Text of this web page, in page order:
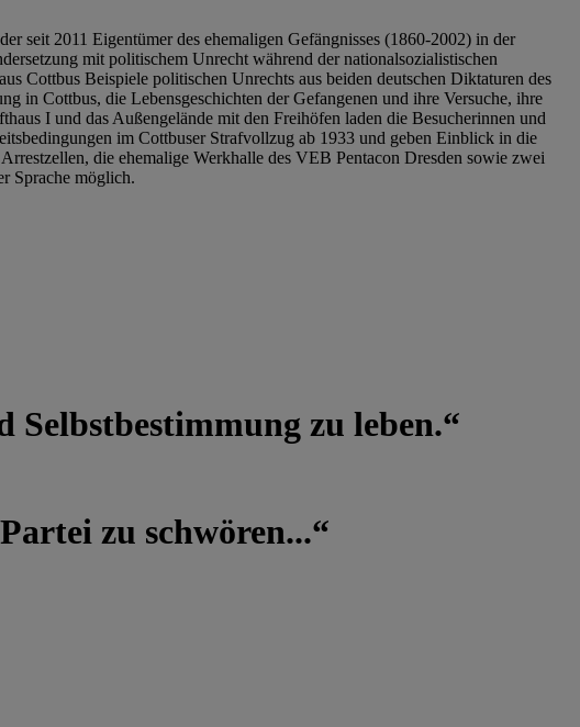
seit 2011 Eigentümer des ehemaligen Gefängnisses (1860-2002) in der
mit politischem Unrecht während der nationalsozialistischen
Cottbus Beispiele politischen Unrechts aus beiden deutschen Diktaturen des
in Cottbus, die Lebensgeschichten der Gefangenen und ihre Versuche, ihre
I und das Außengelände mit den Freihöfen laden die Besucherinnen und
im Cottbuser Strafvollzug ab 1933 und geben Einblick in die
die ehemalige Werkhalle des VEB Pentacon Dresden sowie zwei
Sprache möglich.
zu leben.“
zu schwören...“